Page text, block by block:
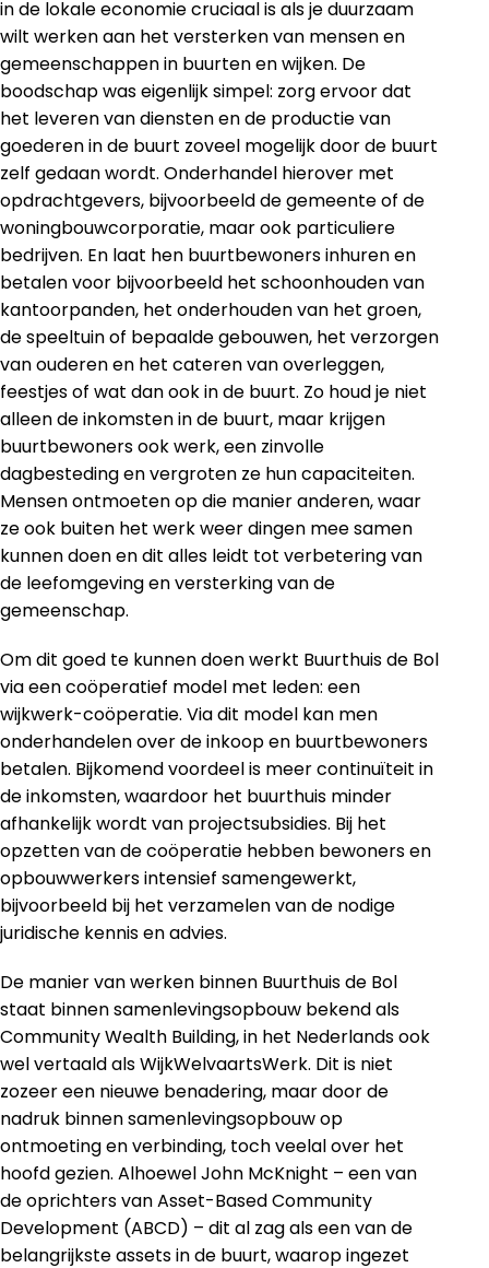
in de lokale economie cruciaal is als je duurzaam
wilt werken aan het versterken van mensen en
gemeenschappen in buurten en wijken. De
boodschap was eigenlijk simpel: zorg ervoor dat
het leveren van diensten en de productie van
goederen in de buurt zoveel mogelijk door de buurt
zelf gedaan wordt. Onderhandel hierover met
opdrachtgevers, bijvoorbeeld de gemeente of de
woningbouwcorporatie, maar ook particuliere
bedrijven. En laat hen buurtbewoners inhuren en
betalen voor bijvoorbeeld het schoonhouden van
kantoorpanden, het onderhouden van het groen,
de speeltuin of bepaalde gebouwen, het verzorgen
van ouderen en het cateren van overleggen,
feestjes of wat dan ook in de buurt. Zo houd je niet
alleen de inkomsten in de buurt, maar krijgen
buurtbewoners ook werk, een zinvolle
dagbesteding en vergroten ze hun capaciteiten.
Mensen ontmoeten op die manier anderen, waar
ze ook buiten het werk weer dingen mee samen
kunnen doen en dit alles leidt tot verbetering van
de leefomgeving en versterking van de
gemeenschap.
Om dit goed te kunnen doen werkt Buurthuis de Bol
via een coöperatief model met leden: een
wijkwerk-coöperatie. Via dit model kan men
onderhandelen over de inkoop en buurtbewoners
betalen. Bijkomend voordeel is meer continuïteit in
de inkomsten, waardoor het buurthuis minder
afhankelijk wordt van projectsubsidies. Bij het
opzetten van de coöperatie hebben bewoners en
opbouwwerkers intensief samengewerkt,
bijvoorbeeld bij het verzamelen van de nodige
juridische kennis en advies.
De manier van werken binnen Buurthuis de Bol
staat binnen samenlevingsopbouw bekend als
Community Wealth Building, in het Nederlands ook
wel vertaald als WijkWelvaartsWerk. Dit is niet
zozeer een nieuwe benadering, maar door de
nadruk binnen samenlevingsopbouw op
ontmoeting en verbinding, toch veelal over het
hoofd gezien. Alhoewel John McKnight – een van
de oprichters van Asset-Based Community
Development (ABCD) – dit al zag als een van de
belangrijkste assets in de buurt, waarop ingezet